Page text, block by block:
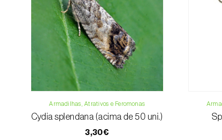
Armadilhas, Atrativos e Feromonas
Cydia splendana (acima de 50 uni.)
3,30€